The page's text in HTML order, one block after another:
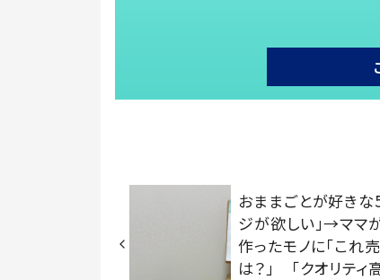
おままごとが好きな
ジが欲しい」→ママ
作ったモノに「これ
は？」 「クオリティ高